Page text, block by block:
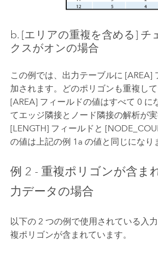
b. [エリアの重複を含める] チ
クスがオンの場合
この例では、出力テーブルに [AREA]
加されます。どのポリゴンも重複して
[AREA] フィールドの値はすべて 0 に
てエッジ隣接とノード隣接の解析が実
[LENGTH] フィールドと
の値は上記の例 1a の値と同じになり
例 2 - 重複ポリゴンが含ま
力データの場合
以下の 2 つの例で使用されている入
複ポリゴンが含まれています。